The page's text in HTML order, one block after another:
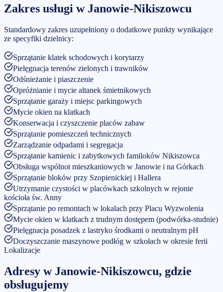
Zakres usługi w Janowie-Nikiszowcu
Standardowy zakres uzupełniony o dodatkowe punkty wynikające
ze specyfiki dzielnicy:
Sprzątanie klatek schodowych i korytarzy
Pielęgnacja terenów zielonych i trawników
Odśnieżanie i piaszczenie
Opróżnianie i mycie altanek śmietnikowych
Sprzątanie garaży i miejsc parkingowych
Mycie okien na klatkach
Konserwacja i czyszczenie placów zabaw
Sprzątanie pomieszczeń technicznych
Zarządzanie odpadami i segregacja
Sprzątanie kamienic i zabytkowych familoków Nikiszowca
Obsługa wspólnot mieszkaniowych w Janowie i na Górkach
Sprzątanie bloków przy Szopienickiej i Hallera
Utrzymanie czystości w placówkach szkolnych w rejonie
kościoła św. Anny
Sprzątanie po remontach w lokalach przy Placu Wyzwolenia
Mycie okien w klatkach z trudnym dostępem (podwórka-studnie)
Pielęgnacja posadzek z lastryko środkami o neutralnym pH
Doczyszczanie maszynowe podłóg w szkołach w okresie ferii
Lokalizacje
Adresy w Janowie-Nikiszowcu, gdzie
obsługujemy